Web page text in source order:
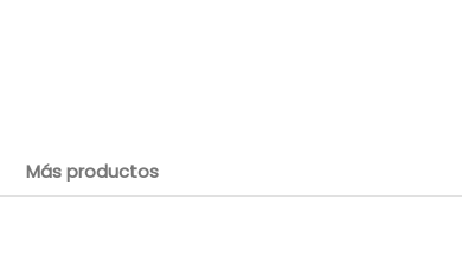
Más productos